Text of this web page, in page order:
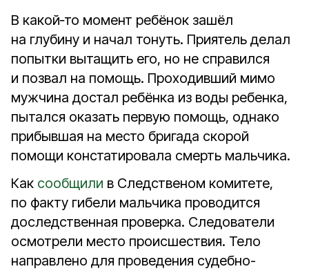
В какой‑то момент ребёнок зашёл
на глубину и начал тонуть. Приятель делал
попытки вытащить его, но не справился
и позвал на помощь. Проходивший мимо
мужчина достал ребёнка из воды ребенка,
пытался оказать первую помощь, однако
прибывшая на место бригада скорой
помощи констатировала смерть мальчика.
Как сообщили в Следственом комитете,
по факту гибели мальчика проводится
доследственная проверка. Следователи
осмотрели место происшествия. Тело
направлено для проведения судебно-